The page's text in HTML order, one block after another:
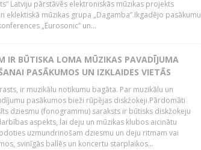
Latviju pārstāvēs elektroniskās mūzikas projekts
eklektiskā mūzikas grupa „Dagamba”.Ikgadējo pasākumu
„Eurosonic” un...
IR BŪTISKA LOMA MŪZIKAS PAVADĪJUMA
PASĀKUMOS UN IZKLAIDES VIETĀS
ir muzikālu notikumu bagāta. Par muzikālu un
pasākumos bieži rūpējas diskžokeji.Pārdomāti
dziesmu (fonogrammu) saraksts ir būtisks diskžokeju
aspekts, lai deju un mūzikas klubos aicinātu
uzmundrinošam dziesmu un deju ritmam vai
svinīgās ballēs un koncertu starplaikos...